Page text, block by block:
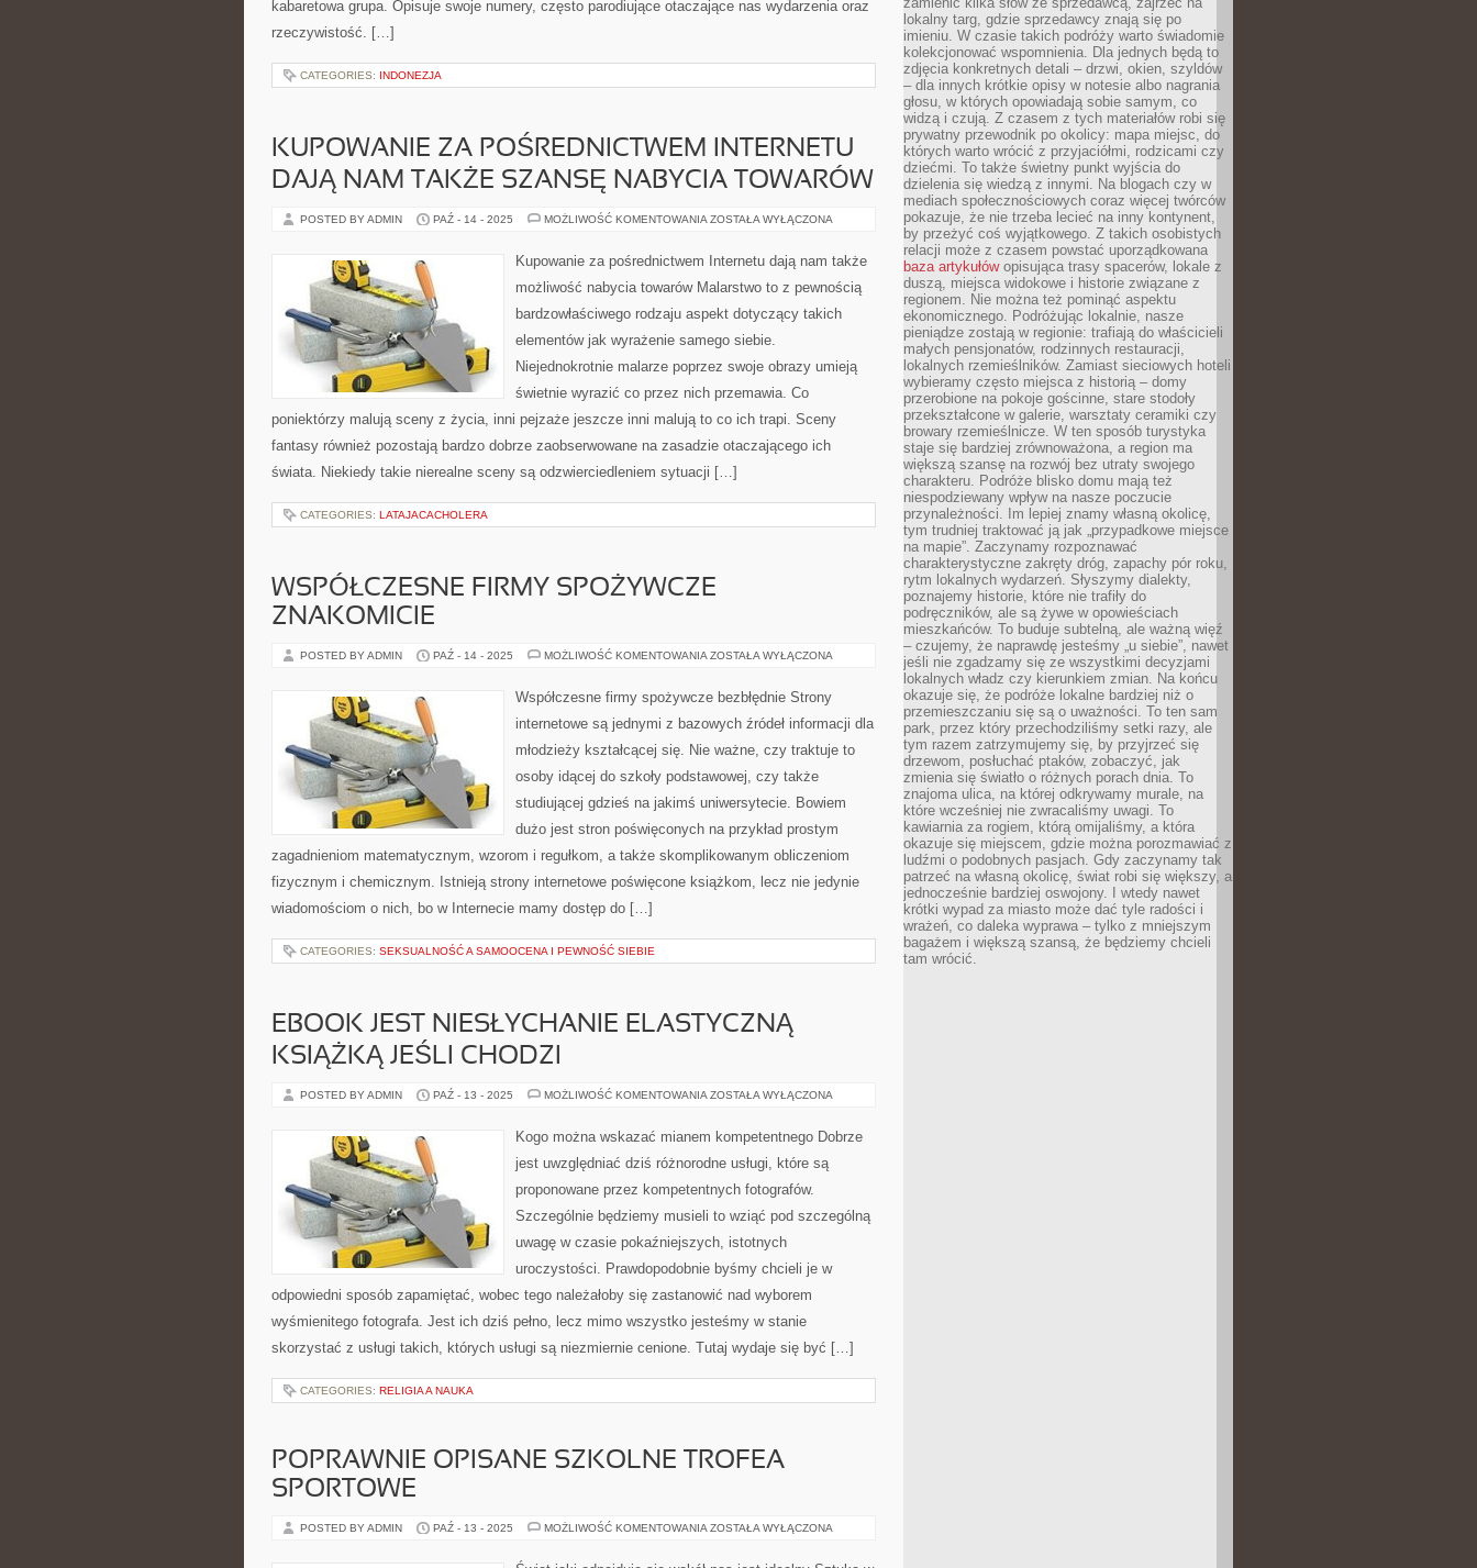
kabaretowa grupa. Opisuje swoje numery, często parodiujące otaczające nas wydarzenia oraz
rzeczywistość. […]
CATEGORIES: INDONEZJA
KUPOWANIE ZA POŚREDNICTWEM INTERNETU
DAJĄ NAM TAKŻE SZANSĘ NABYCIA TOWARÓW
POSTED BY ADMIN PAŹ - 14 - 2025 MOŻLIWOŚĆ KOMENTOWANIA KUPOWANIE
INTERNETU
DAJĄ
TAKŻE
NABYCIA
ZOSTAŁA WYŁĄCZONA
Kupowanie za pośrednictwem Internetu dają nam także
możliwość nabycia towarów Malarstwo to z pewnością
bardzowłaściwego rodzaju aspekt dotyczący takich
elementów jak wyrażenie samego siebie.
Niejednokrotnie malarze poprzez swoje obrazy umieją
świetnie wyrazić co przez nich przemawia. Co
poniektórzy malują sceny z życia, inni pejzaże jeszcze inni malują to co ich trapi. Sceny
fantasy również pozostają bardzo dobrze zaobserwowane na zasadzie otaczającego ich
świata. Niekiedy takie nierealne sceny są odzwierciedleniem sytuacji […]
CATEGORIES: LATAJACACHOLERA
WSPÓŁCZESNE FIRMY SPOŻYWCZE
ZNAKOMICIE
POSTED BY ADMIN PAŹ - 14 - 2025 MOŻLIWOŚĆ KOMENTOWANIA WSPÓŁCZESNE
ZNAKOMICIE
ZOSTAŁA WYŁĄCZONA
Współczesne firmy spożywcze bezbłędnie Strony
internetowe są jednymi z bazowych źródeł informacji dla
młodzieży kształcącej się. Nie ważne, czy traktuje to
osoby idącej do szkoły podstawowej, czy także
studiującej gdzieś na jakimś uniwersytecie. Bowiem
dużo jest stron poświęconych na przykład prostym
zagadnieniom matematycznym, wzorom i regułkom, a także skomplikowanym obliczeniom
fizycznym i chemicznym. Istnieją strony internetowe poświęcone książkom, lecz nie jedynie
wiadomościom o nich, bo w Internecie mamy dostęp do […]
CATEGORIES: SEKSUALNOŚĆ A SAMOOCENA I PEWNOŚĆ SIEBIE
EBOOK JEST NIESŁYCHANIE ELASTYCZNĄ
KSIĄŻKĄ JEŚLI CHODZI
POSTED BY ADMIN PAŹ - 13 - 2025 MOŻLIWOŚĆ KOMENTOWANIA EBOOK
ELASTYCZNĄ
KSIĄŻKĄ
CHODZI
ZOSTAŁA WYŁĄCZONA
Kogo można wskazać mianem kompetentnego Dobrze
jest uwzględniać dziś różnorodne usługi, które są
proponowane przez kompetentnych fotografów.
Szczególnie będziemy musieli to wziąć pod szczególną
uwagę w czasie pokaźniejszych, istotnych
uroczystości. Prawdopodobnie byśmy chcieli je w
odpowiedni sposób zapamiętać, wobec tego należałoby się zastanowić nad wyborem
wyśmienitego fotografa. Jest ich dziś pełno, lecz mimo wszystko jesteśmy w stanie
skorzystać z usługi takich, których usługi są niezmiernie cenione. Tutaj wydaje się być […]
CATEGORIES: RELIGIA A NAUKA
POPRAWNIE OPISANE SZKOLNE TROFEA
SPORTOWE
POSTED BY ADMIN PAŹ - 13 - 2025 MOŻLIWOŚĆ KOMENTOWANIA POPRAWNIE
TROFEA
ZOSTAŁA WYŁĄCZONA
lokalny targ, gdzie sprzedawcy znają się po
imieniu. W czasie takich podróży warto świadomie
kolekcjonować wspomnienia. Dla jednych będą to
zdjęcia konkretnych detali – drzwi, okien, szyldów
– dla innych krótkie opisy w notesie albo nagrania
głosu, w których opowiadają sobie samym, co
widzą i czują. Z czasem z tych materiałów robi się
prywatny przewodnik po okolicy: mapa miejsc, do
których warto wrócić z przyjaciółmi, rodzicami czy
dziećmi. To także świetny punkt wyjścia do
dzielenia się wiedzą z innymi. Na blogach czy w
mediach społecznościowych coraz więcej twórców
pokazuje, że nie trzeba lecieć na inny kontynent,
by przeżyć coś wyjątkowego. Z takich osobistych
relacji może z czasem powstać uporządkowana
baza artykułówopisująca trasy spacerów, lokale z
duszą, miejsca widokowe i historie związane z
regionem. Nie można też pominąć aspektu
ekonomicznego. Podróżując lokalnie, nasze
pieniądze zostają w regionie: trafiają do właścicieli
małych pensjonatów, rodzinnych restauracji,
lokalnych rzemieślników. Zamiast sieciowych hoteli
wybieramy często miejsca z historią – domy
przerobione na pokoje gościnne, stare stodoły
przekształcone w galerie, warsztaty ceramiki czy
browary rzemieślnicze. W ten sposób turystyka
staje się bardziej zrównoważona, a region ma
większą szansę na rozwój bez utraty swojego
charakteru. Podróże blisko domu mają też
niespodziewany wpływ na nasze poczucie
przynależności. Im lepiej znamy własną okolicę,
tym trudniej traktować ją jak „przypadkowe miejsce
na mapie”. Zaczynamy rozpoznawać
charakterystyczne zakręty dróg, zapachy pór roku,
rytm lokalnych wydarzeń. Słyszymy dialekty,
poznajemy historie, które nie trafiły do
podręczników, ale są żywe w opowieściach
mieszkańców. To buduje subtelną, ale ważną więź
– czujemy, że naprawdę jesteśmy „u siebie”, nawet
jeśli nie zgadzamy się ze wszystkimi decyzjami
lokalnych władz czy kierunkiem zmian. Na końcu
okazuje się, że podróże lokalne bardziej niż o
przemieszczaniu się są o uważności. To ten sam
park, przez który przechodziliśmy setki razy, ale
tym razem zatrzymujemy się, by przyjrzeć się
drzewom, posłuchać ptaków, zobaczyć, jak
zmienia się światło o różnych porach dnia. To
znajoma ulica, na której odkrywamy murale, na
które wcześniej nie zwracaliśmy uwagi. To
kawiarnia za rogiem, którą omijaliśmy, a która
okazuje się miejscem, gdzie można porozmawiać z
ludźmi o podobnych pasjach. Gdy zaczynamy tak
patrzeć na własną okolicę, świat robi się większy, a
jednocześnie bardziej oswojony. I wtedy nawet
krótki wypad za miasto może dać tyle radości i
wrażeń, co daleka wyprawa – tylko z mniejszym
bagażem i większą szansą, że będziemy chcieli
tam wrócić.